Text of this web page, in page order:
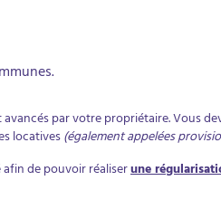
par votre propriétaire. Vous
locatives(également appelées
de pouvoir réaliserune